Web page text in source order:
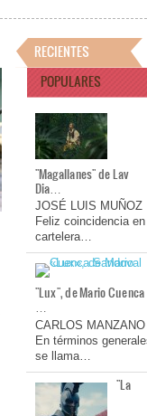
RECIENTES
POPULARES
"Magallanes" de Lav
Dia…
JOSÉ LUIS MUÑOZ
Feliz coincidencia en
cartelera…
"Lux", de Mario Cuenca
…
CARLOS MANZANO
En términos
se llama…
"La